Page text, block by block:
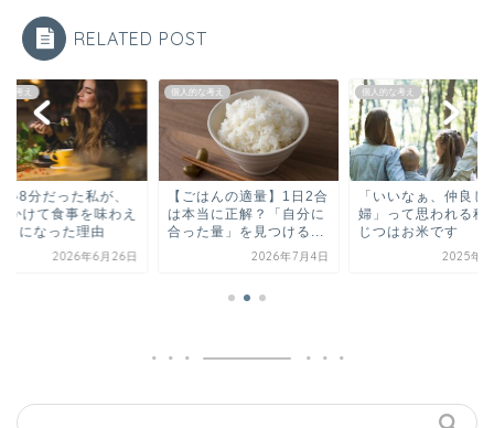
RELATED POST
な考え
い8分だった私が、
かけて食事を味わえ
うになった理由
2026年6月26日
個人的な考え
【ごはんの適量】1日2合
は本当に正解？「自分に
合った量」を見つける...
2026年7月4日
個人的な考え
「いいなぁ、仲良し
婦」って思われる秘
じつはお米です
2025年6